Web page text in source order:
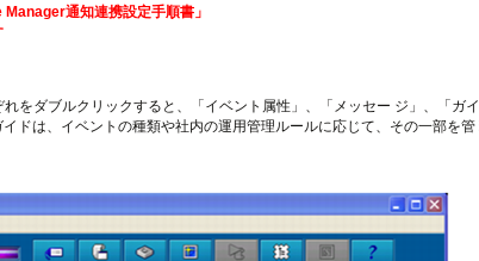
通知連携設定手順書 」
をダブルクリックすると、「イベント属性」、「メッセー ジ」、「ガ
ドは、イベントの種類や社内の運用管理ルールに応じて、その一部を管